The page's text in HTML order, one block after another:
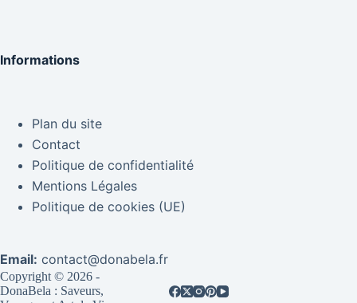
Informations
Plan du site
Contact
Politique de confidentialité
Mentions Légales
Politique de cookies (UE)
Email: contact@donabela.fr
Copyright © 2026 -
DonaBela : Saveurs,